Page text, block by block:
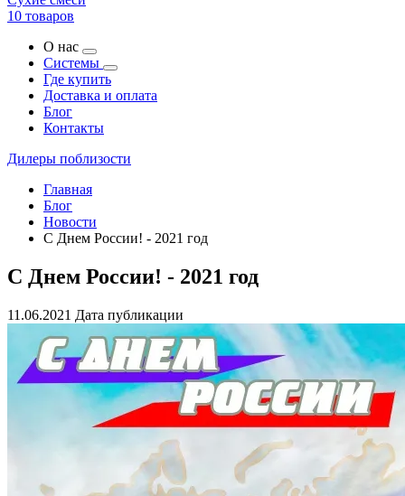
10 товаров
О нас
Системы
Где купить
Доставка и оплата
Блог
Контакты
Дилеры поблизости
Главная
Блог
Новости
C Днем России! - 2021 год
C Днем России! - 2021 год
11.06.2021 Дата публикации